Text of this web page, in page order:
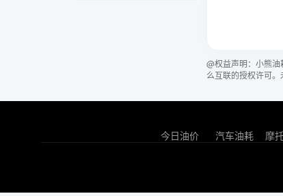
@权益声明：小熊
么互联的授权许可。
今日油价 汽车油耗 摩